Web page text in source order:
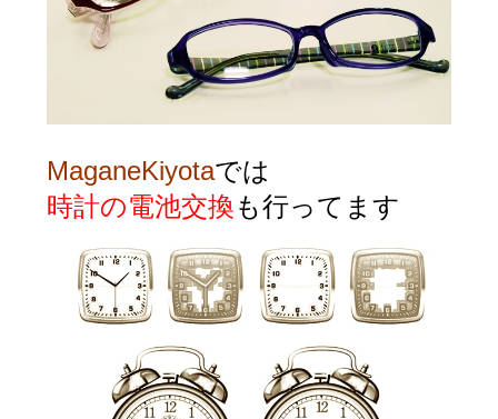
MaganeKiyotaでは
時計の電池交換も行ってます